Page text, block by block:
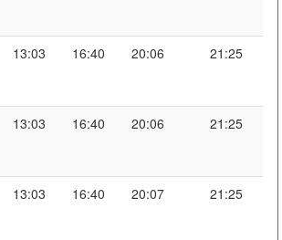
13:03 16:40 20:06 21:25
13:03 16:40 20:06 21:25
13:03 16:40 20:07 21:25